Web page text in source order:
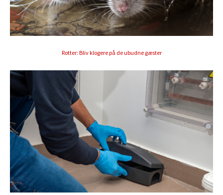
Rotter: Bliv klogere på de ubudne gæster